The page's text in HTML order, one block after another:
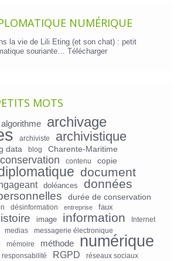
NUMÉRIQUE
la vie de Lili Eting (et son chat) : petit
souriante… Télécharger
MOTS
algorithme archivage
archiviste archivistique
data blog
Charente-Maritime
conservation contenu
copie
document
doléances données
durée de conservation
désinformation entreprise faux
image information Internet
medias messagerie électronique
mémoire méthode numérique
responsabilité RGPD réseaux sociaux